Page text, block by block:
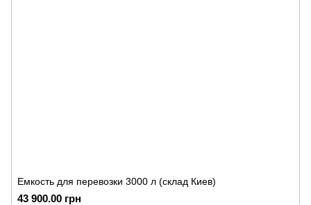
Емкость для перевозки 3000 л (склад Киев)
43 900.00 грн